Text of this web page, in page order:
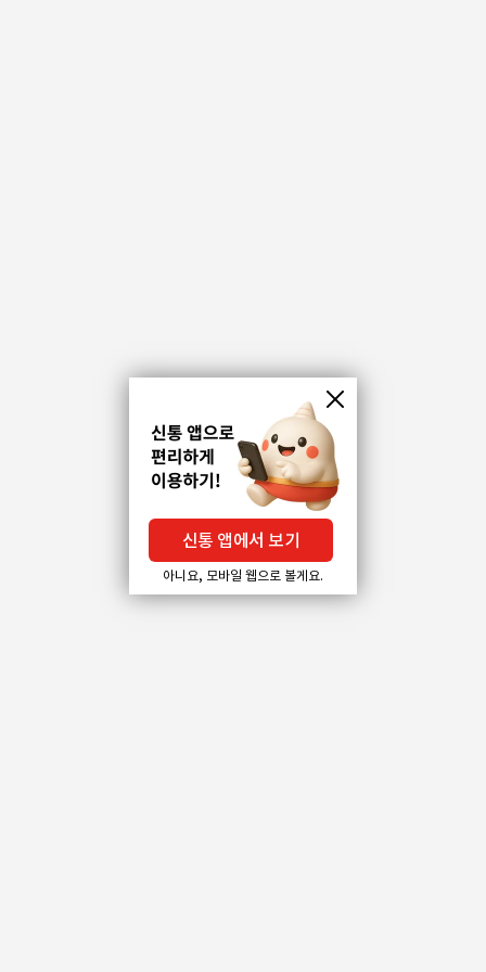
신통 앱에서 보기
아니요, 모바일 웹으로 볼게요.